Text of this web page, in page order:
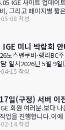
· 아이
고 페이지별 짧은 가이드
트되었습니다. 이번
비 + 자녀 한 명 기준
있습니다. 추천 사립학교와 유학
페이지에 함께 모았습니다.
딩스쿨·관리형 세 가
08 작성
노스밴쿠버·랭리BC
일시2026년 5월 9일
도곡동 사무실서울
니다SECTION 01 ·
· SD 44 밴쿠
20분 내로 도착하는
러진 자연환경과, 밴
15 작성
회원 여러분.보다
업을 진행합니다.이
지
14 작성